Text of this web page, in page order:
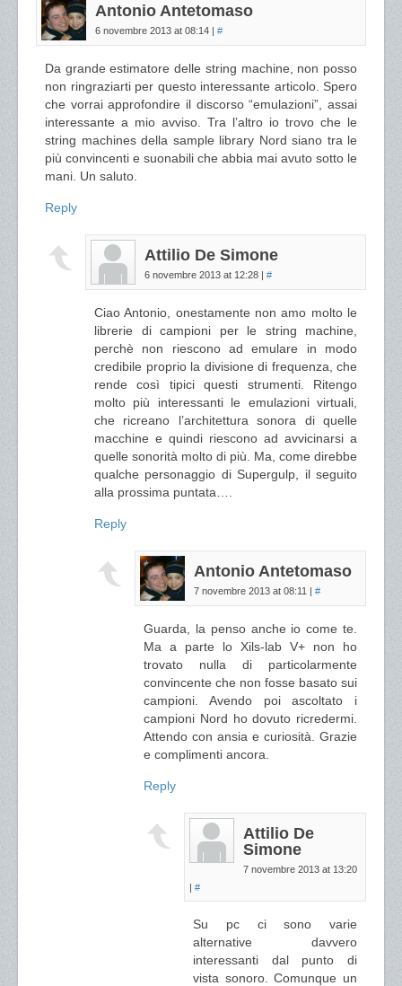
Antonio Antetomaso
6 novembre 2013 at 08:14 | #
Da grande estimatore delle string machine, non posso
non ringraziarti per questo interessante articolo. Spero
che vorrai approfondire il discorso “emulazioni”, assai
interessante a mio avviso. Tra l’altro io trovo che le
string machines della sample library Nord siano tra le
più convincenti e suonabili che abbia mai avuto sotto le
mani. Un saluto.
Reply
Attilio De Simone
6 novembre 2013 at 12:28 | #
Ciao Antonio, onestamente non amo molto le
librerie di campioni per le string machine,
perchè non riescono ad emulare in modo
credibile proprio la divisione di frequenza, che
rende così tipici questi strumenti. Ritengo
molto più interessanti le emulazioni virtuali,
che ricreano l’architettura sonora di quelle
macchine e quindi riescono ad avvicinarsi a
quelle sonorità molto di più. Ma, come direbbe
qualche personaggio di Supergulp, il seguito
alla prossima puntata….
Reply
Antonio Antetomaso
7 novembre 2013 at 08:11 | #
Guarda, la penso anche io come te.
Ma a parte lo Xils-lab V+ non ho
trovato nulla di particolarmente
convincente che non fosse basato sui
campioni. Avendo poi ascoltato i
campioni Nord ho dovuto ricredermi.
Attendo con ansia e curiosità. Grazie
e complimenti ancora.
Reply
Attilio De
Simone
7 novembre 2013 at 13:20
| #
Su pc ci sono varie
alternative davvero
interessanti dal punto di
vista sonoro. Comunque un